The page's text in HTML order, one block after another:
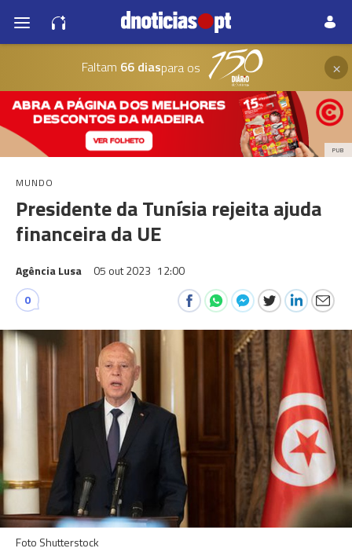
Faltam 66 diaspara os ×
PUB
MUNDO
Presidente da Tunísia rejeita ajuda
financeira da UE
Agência Lusa 05 out 2023 12:00
0
Foto Shutterstock